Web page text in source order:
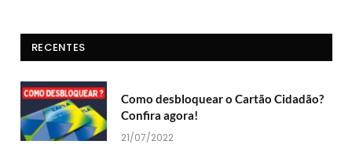
RECENTES
Como desbloquear o Cartão Cidadão?
Confira agora!
21/07/2022